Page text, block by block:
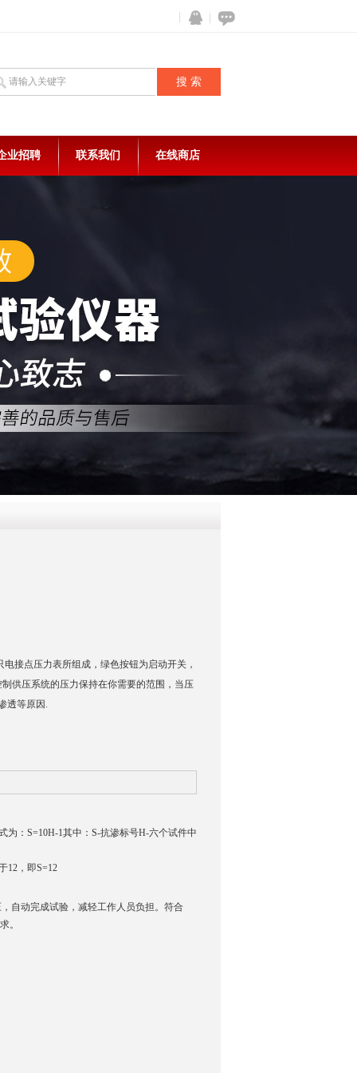
在线咨
QQ
业招聘 联系我们 在线商店
接点压力表所组成，绿色按钮为启动开关，
供压系统的压力保持在你需要的范围，当压
透等原因.
：S=10H-1其中：S-抗渗标号H-六个试件中
12，即S=12
动完成试验，减轻工作人员负担。符合
。